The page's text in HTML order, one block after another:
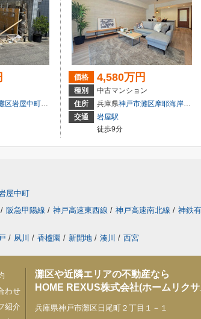
区岩屋中町２丁目
価格 4,580万円
種別
中古マンション
住所
兵庫県神戸市灘区摩耶海岸通
交通
岩屋駅
徒歩9分
屋中町
/ 阪急甲陽線 / 神戸高速東西線 / 神戸高速南北線 / 神鉄
/ 夙川 / 香櫨園 / 新開地 / 湊川 / 西宮
わせ
紹介
灘区や近隣エリアの不動産なら
HOME REXUS株式会社(ホームリク
兵庫県神戸市灘区日尾町２丁目１－１